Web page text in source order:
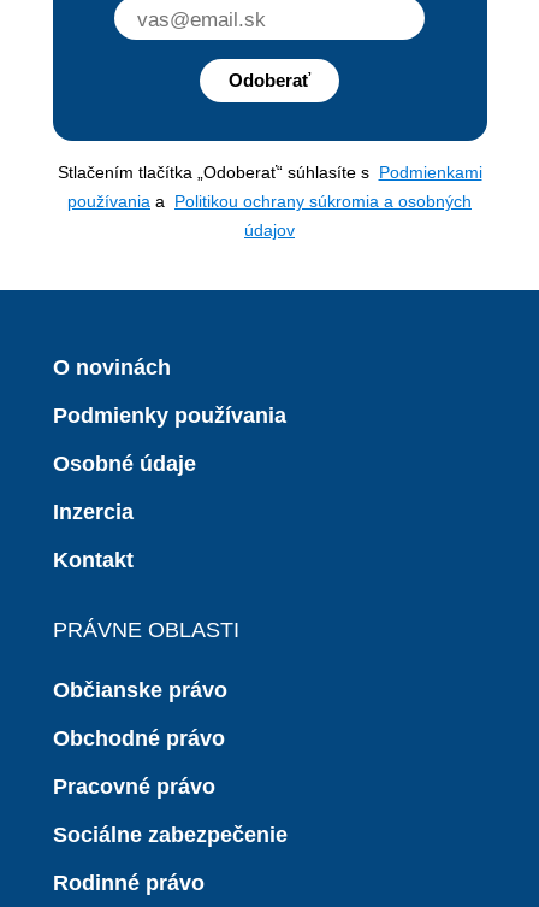
Odoberať
Stlačením tlačítka „Odoberať“ súhlasíte s Podmienkami
používania a Politikou ochrany súkromia a osobných
údajov
O novinách
Podmienky používania
Osobné údaje
Inzercia
Kontakt
PRÁVNE OBLASTI
Občianske právo
Obchodné právo
Pracovné právo
Sociálne zabezpečenie
Rodinné právo